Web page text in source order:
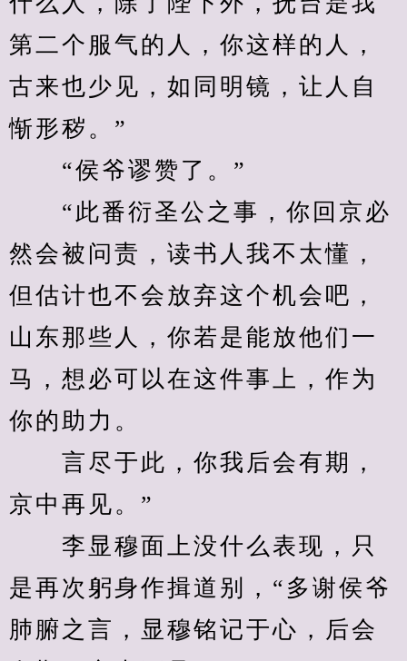
第二个服气的人，你这样的人，
古来也少见，如同明镜，让人自
惭形秽。”
“侯爷谬赞了。”
“此番衍圣公之事，你回京必
然会被问责，读书人我不太懂，
但估计也不会放弃这个机会吧，
山东那些人，你若是能放他们一
马，想必可以在这件事上，作为
你的助力。
言尽于此，你我后会有期，
京中再见。”
李显穆面上没什么表现，只
是再次躬身作揖道别，“多谢侯爷
肺腑之言，显穆铭记于心，后会